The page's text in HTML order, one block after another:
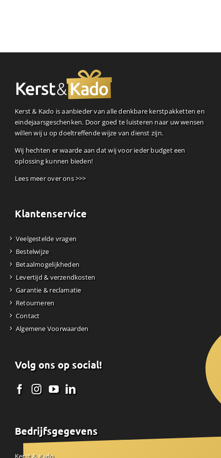
Kerst & Kado is aanbieder van alle denkbare kerstpakketten en
eindejaarsgeschenken. Door goed te luisteren naar uw wensen
willen wij u op doeltreffende wijze van dienst zijn.
Wij hechten er waarde aan dat wij voor ieder budget een
oplossing kunnen bieden!
Lees meer over ons >>>
Klantenservice
Veelgestelde vragen
Bestelwijze
Betaalmogelijkheden
Levertijd & verzendkosten
Garantie & reclamatie
Retourneren
Contact
Algemene Voorwaarden
Volg ons op social!
Bedrijfsgegevens
Kerst & Kado